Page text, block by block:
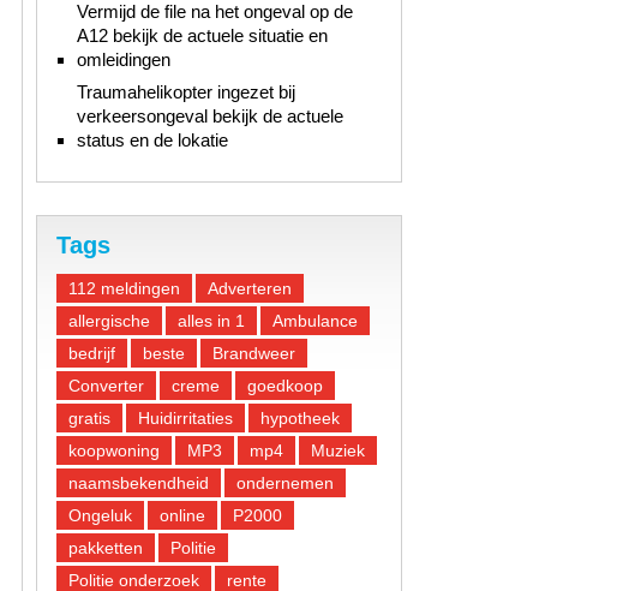
Vermijd de file na het ongeval op de
A12 bekijk de actuele situatie en
omleidingen
Traumahelikopter ingezet bij
verkeersongeval bekijk de actuele
status en de lokatie
Tags
112 meldingen
Adverteren
allergische
alles in 1
Ambulance
bedrijf
beste
Brandweer
Converter
creme
goedkoop
gratis
Huidirritaties
hypotheek
koopwoning
MP3 mp4
Muziek
naamsbekendheid
ondernemen
Ongeluk
online
P2000
pakketten
Politie
Politie onderzoek
rente